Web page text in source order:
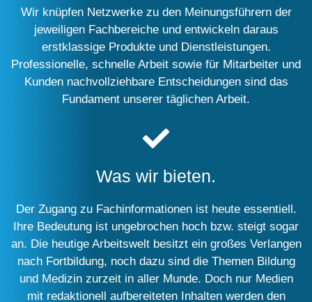
Wir knüpfen Netzwerke zu den Meinungsführern der
jeweiligen Fachbereiche und entwickeln daraus
erstklassige Produkte und Dienstleistungen.
Professionelle, schnelle Arbeit sowie für Mitarbeiter und
Kunden nachvollziehbare Entscheidungen sind das
Fundament unserer täglichen Arbeit.
Was wir bieten.
Der Zugang zu Fachinformationen ist heute essentiell.
Ihre Bedeutung ist ungebrochen hoch bzw. steigt sogar
an. Die heutige Arbeitswelt besitzt ein großes Verlangen
nach Fortbildung, noch dazu sind die Themen Bildung
und Medizin zurzeit in aller Munde. Doch nur Medien
mit redaktionell aufbereiteten Inhalten werden den